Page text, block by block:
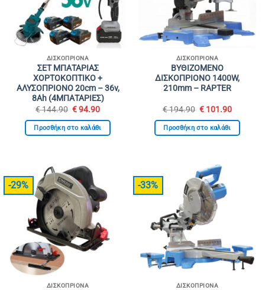
ΔΙΣΚΟΠΡΊΟΝΑ
ΣΕΤ ΜΠΑΤΑΡΙΑΣ
ΧΟΡΤΟΚΟΠΤΙΚΟ +
ΑΛΥΣΟΠΡΙΟΝΟ 20cm – 36v,
8Ah (4MΠΑΤΑΡΙΕΣ)
€144.90 Original
was:
€ 144.90.
€94.90Η
τιμή
είναι:
Προσθήκη στο καλάθι
ΔΙΣΚΟΠΡΊΟΝΑ
ΒΥΘΙΖΟΜΕΝΟ
ΔΙΣΚΟΠΡΙΟΝΟ 1400W,
210mm – RAPTER
€194.90 Original
was:
€ 194.90.
€ 101.90Η
τιμή
είναι:
Προσθήκη στο καλάθι
-29%
ΔΙΣΚΟΠΡΊΟΝΑ
-33%
ΔΙΣΚΟΠΡΊΟΝΑ